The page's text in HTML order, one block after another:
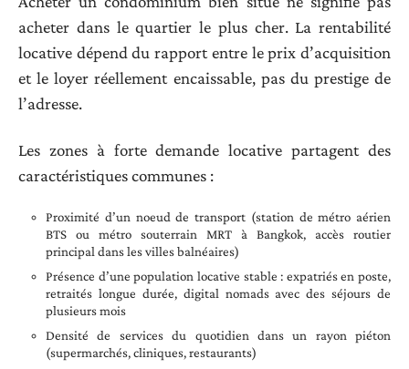
acheter dans le quartier le plus cher. La rentabilité
locative dépend du rapport entre le prix d’acquisition
et le loyer réellement encaissable, pas du prestige de
l’adresse.
Les zones à forte demande locative partagent des
caractéristiques communes :
Proximité d’un noeud de transport (station de métro aérien
BTS ou métro souterrain MRT à Bangkok, accès routier
principal dans les villes balnéaires)
Présence d’une population locative stable : expatriés en poste,
retraités longue durée, digital nomads avec des séjours de
plusieurs mois
Densité de services du quotidien dans un rayon piéton
(supermarchés, cliniques, restaurants)